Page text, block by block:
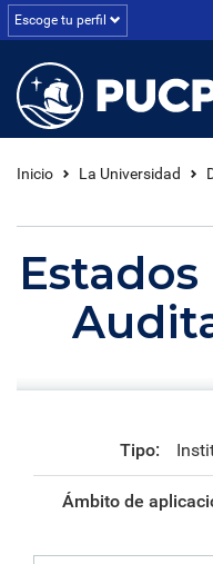
Escoge tu perfil
Inicio La Universidad
Tipo:
Ámbito de